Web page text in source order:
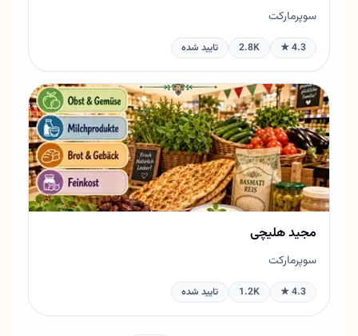
سوپرمارکت
4.3 ★
2.8K تایید شده
مجید هلیچی
سوپرمارکت
4.3 ★
1.2K تایید شده